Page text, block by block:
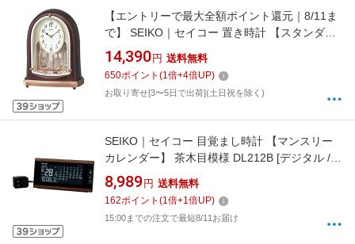
【エントリーで最大全額ポイント還元｜8/11ま
で】 SEIKO｜セイコー 置き時計 【スタンダー
ド】 茶メタリック BY239B [電波自動受信機能
有]
14,390 円 送料無料
650ポイント (1倍+4倍UP)
お取り寄せ[3〜5日で出荷](土日祝を除く)
SEIKO｜セイコー 目覚まし時計 【マンスリー
カレンダー】 茶木目模様 DL212B [デジタル /電
波自動受信機能有]
8,989 円 送料無料
162ポイント (1倍+1倍UP)
15:00までの注文で最短8/11お届け